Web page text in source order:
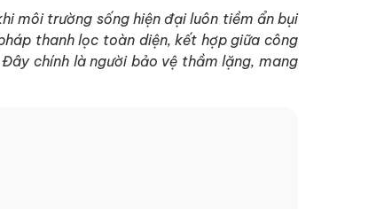
môi trường sống hiện đại luôn tiềm ẩn bụi
thanh lọc toàn diện, kết hợp giữa công
chính là người bảo vệ thầm lặng, mang